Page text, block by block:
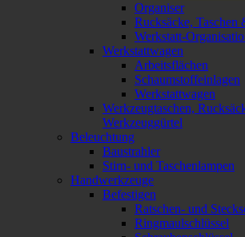
Organiser
Rucksäcke, Taschen
Werkstatt-
Werkstattwagen
Arbeitsflächen
Schaumstoffeinlagen
Werkstattwagen
Werkzeugtaschen,
Werkzeuggürtel
Beleuchtung
Baustrahler
Stirn- und Taschenlampen
Handwerkzeuge
Befestigen
Ratschen- und
Ringmaulschlüssel